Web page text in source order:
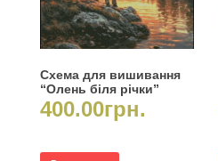
Схема для вишивання
“Олень біля річки”
400.00грн.